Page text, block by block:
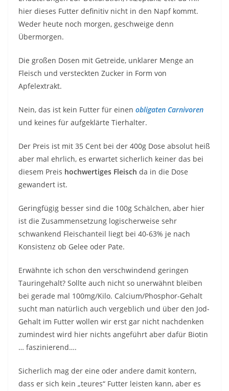
hier dieses Futter definitiv nicht in den Napf kommt.
Weder heute noch morgen, geschweige denn
Übermorgen.
Die großen Dosen mit Getreide, unklarer Menge an
Fleisch und versteckten Zucker in Form von
Apfelextrakt.
Nein, das ist kein Futter für einen obligaten Carnivoren
und keines für aufgeklärte Tierhalter.
Der Preis ist mit 35 Cent bei der 400g Dose absolut heiß
aber mal ehrlich, es erwartet sicherlich keiner das bei
diesem Preis hochwertiges Fleisch da in die Dose
gewandert ist.
Geringfügig besser sind die 100g Schälchen, aber hier
ist die Zusammensetzung logischerweise sehr
schwankend Fleischanteil liegt bei 40-63% je nach
Konsistenz ob Gelee oder Pate.
Erwähnte ich schon den verschwindend geringen
Tauringehalt? Sollte auch nicht so unerwähnt bleiben
bei gerade mal 100mg/Kilo. Calcium/Phosphor-Gehalt
sucht man natürlich auch vergeblich und über den Jod-
Gehalt im Futter wollen wir erst gar nicht nachdenken
zumindest wird hier nichts angeführt aber dafür Biotin
… faszinierend….
Sicherlich mag der eine oder andere damit kontern,
dass er sich kein „teures“ Futter leisten kann, aber es